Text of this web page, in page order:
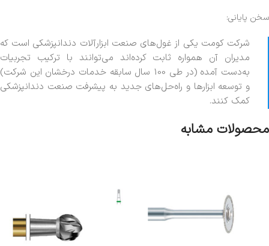
سخن پایانی:
شرکت کومت یکی از غول‌های صنعت ابزارآلات دندانپزشکی است که
مدیران آن همواره ثابت کرده‌اند می‌توانند با ترکیب تجربیات
به‌دست آمده (در طی 100 سال سابقه خدمات درخشان این شرکت)
و توسعه ابزارها و راه‌حل‌های جدید به پیشرفت صنعت دندانپزشکی
کمک کنند.
محصولات مشابه